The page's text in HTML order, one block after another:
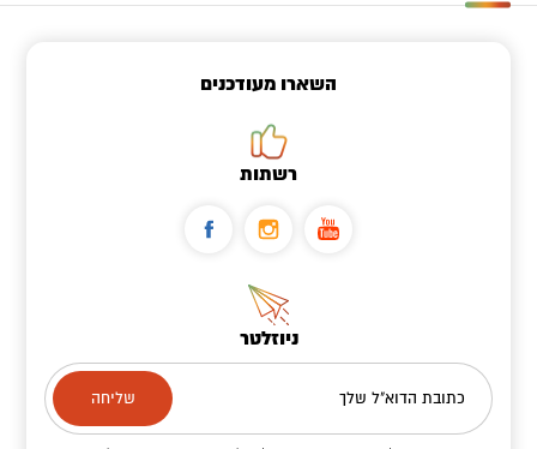
השארו מעודכנים
רשתות
ניוזלטר
כתובת הדוא"ל שלך